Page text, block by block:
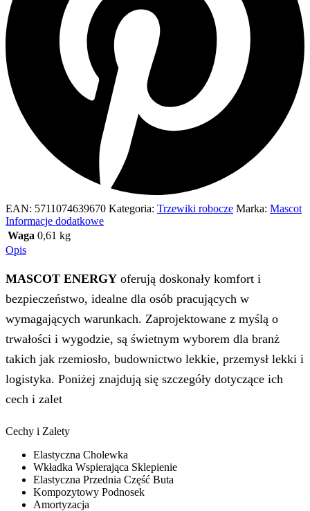
EAN: 5711074639670 Kategoria: Trzewiki robocze Marka: Mascot
Informacje dodatkowe
Waga 0,61 kg
Opis
MASCOT ENERGY oferują doskonały komfort i
bezpieczeństwo, idealne dla osób pracujących w
wymagających warunkach. Zaprojektowane z myślą o
trwałości i wygodzie, są świetnym wyborem dla branż
takich jak rzemiosło, budownictwo lekkie, przemysł lekki i
logistyka. Poniżej znajdują się szczegóły dotyczące ich
cech i zalet
Cechy i Zalety
Elastyczna Cholewka
Wkładka Wspierająca Sklepienie
Elastyczna Przednia Część Buta
Kompozytowy Podnosek
Amortyzacja